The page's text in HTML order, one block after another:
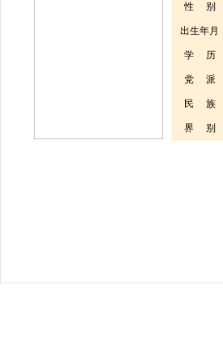
性 别
出生年月
学 历
党 派
民 族
界 别